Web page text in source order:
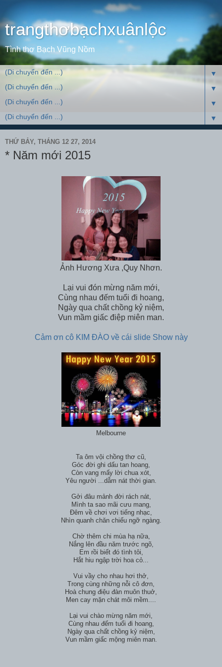
trangthơbạchxuânlộc
Tình thơ Bạch Vũng Nồm
▼
▼
▼
▼
THỨ BẢY, THÁNG 12 27, 2014
* Năm mới 2015
Ảnh Hương Xưa ,Quy Nhơn.
Lại vui đón mừng năm mới,
Cùng nhau đếm tuổi đi hoang,
Ngày qua chất chồng kỷ niệm,
Vun mầm giấc điệp miên man.
Cảm ơn cô KIM ĐÀO về cái slide Show này
Melbourne
Ta ôm vội chồng thơ cũ,
Góc đời ghi dấu tan hoang,
Còn vang mấy lời chua xót,
Yêu người ...dẫm nát thời gian.
Gởi đâu mảnh đời rách nát,
Mình ta sao mãi cưu mang,
Đêm về chơi vơi tiếng nhạc,
Nhìn quanh chăn chiếu ngỡ ngàng.
Chờ thêm chi mùa hạ nữa,
Nắng lên đầu năm trước ngõ,
Em rồi biết đó tình tôi,
Hắt hiu ngập trời hoa cỏ...
Vui vầy cho nhau hơi thở,
Trong cùng những nỗi cô đơn,
Hoà chung điệu đàn muôn thuở,
Men cay mặn chát môi mềm....
Lại vui chào mừng năm mới,
Cùng nhau đếm tuổi đi hoang,
Ngày qua chất chồng kỷ niệm,
Vun mầm giấc mộng miên man.